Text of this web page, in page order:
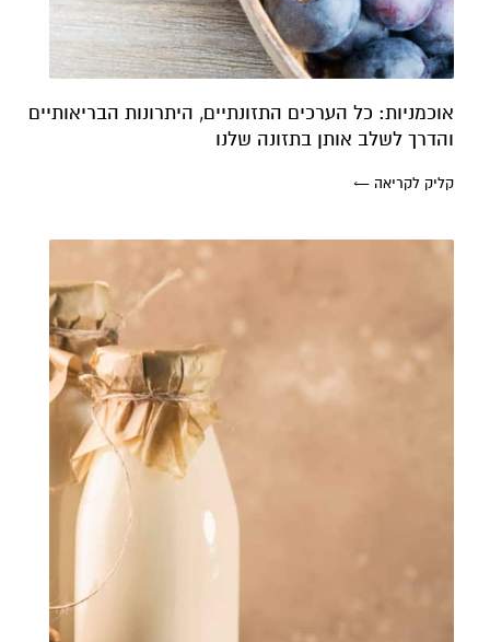
אוכמניות: כל הערכים התזונתיים, היתרונות הבריאותיים
והדרך לשלב אותן בתזונה שלנו
קליק לקריאה ←